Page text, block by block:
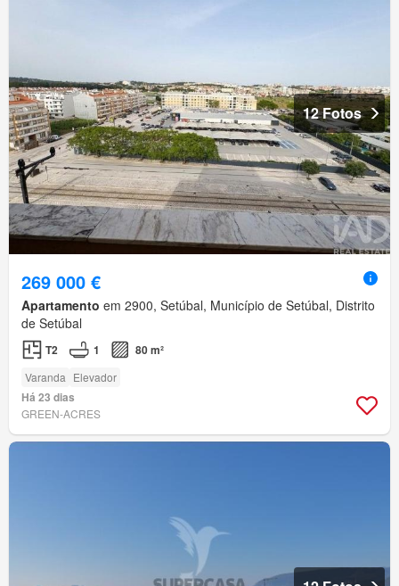
12 Fotos
269 000 €
Apartamento em 2900, Setúbal, Município de Setúbal, Distrito
de Setúbal
T2 1 80 m²
Varanda Elevador
Há 23 dias
GREEN-ACRES